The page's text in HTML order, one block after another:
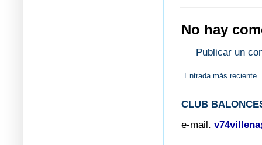
No hay
Publicar un
Entrada más reciente
CLUB
e-mail.